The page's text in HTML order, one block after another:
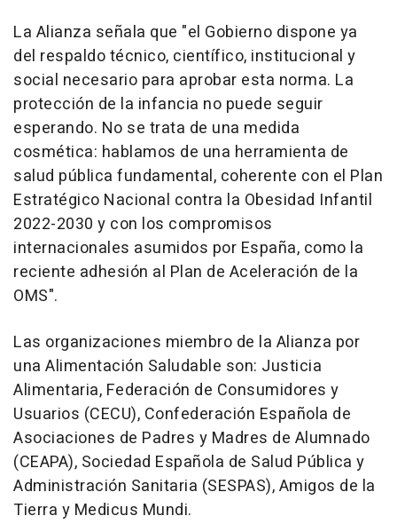
La Alianza señala que "el Gobierno dispone ya
del respaldo técnico, científico, institucional y
social necesario para aprobar esta norma. La
protección de la infancia no puede seguir
esperando. No se trata de una medida
cosmética: hablamos de una herramienta de
salud pública fundamental, coherente con el Plan
Estratégico Nacional contra la Obesidad Infantil
2022-2030 y con los compromisos
internacionales asumidos por España, como la
reciente adhesión al Plan de Aceleración de la
OMS".
Las organizaciones miembro de la Alianza por
una Alimentación Saludable son: Justicia
Alimentaria, Federación de Consumidores y
Usuarios (CECU), Confederación Española de
Asociaciones de Padres y Madres de Alumnado
(CEAPA), Sociedad Española de Salud Pública y
Administración Sanitaria (SESPAS), Amigos de la
Tierra y Medicus Mundi.